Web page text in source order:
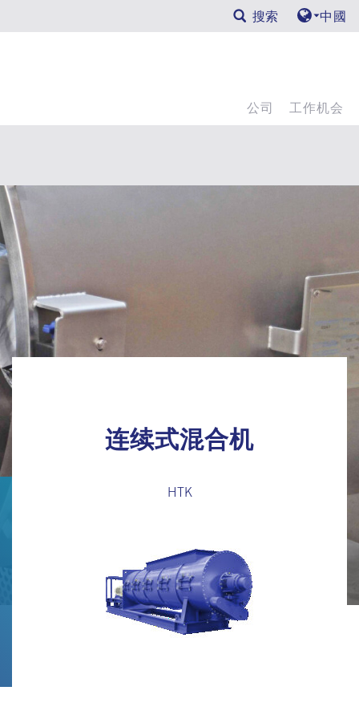
搜索 中國
公司 工作机会
连续式混合机
HTK